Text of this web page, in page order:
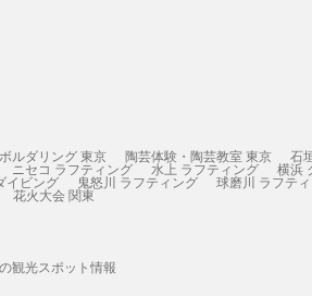
ボルダリング 東京 陶芸体験・陶芸教室 東京 石
ニセコ ラフティング 水上 ラフティング 横浜
イビング 鬼怒川 ラフティング 球磨川 ラフテ
花火大会 関東
観光スポット情報